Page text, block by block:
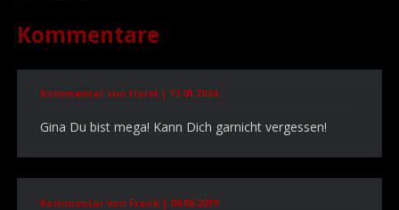
Kommentare
Kommentar von Horst | 12.01.2024
Gina Du bist mega! Kann Dich garnicht vergessen!
Kommentar von Frank | 04.06.2019